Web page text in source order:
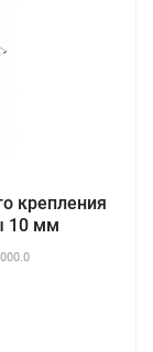
крепления
10 мм